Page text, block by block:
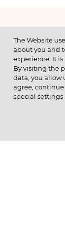
МЕНЮ
© 2026 ОАО
ПОЗВОНИТЕ
8 (800)
The Website
about you and
experience. It
By visiting the
data, you allow
agree, continue
special settings